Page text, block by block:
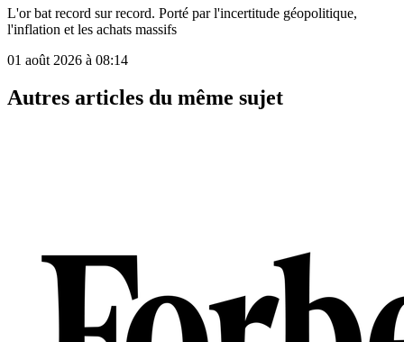
L'or bat record sur record. Porté par l'incertitude géopolitique,
l'inflation et les achats massifs
01 août 2026 à 08:14
Autres articles du même sujet